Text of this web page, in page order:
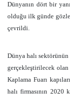
Dünyanın dört bir
olduğu ilk günde
çevrildi.
Dünya halı
gerçekleştirilecek olan
Kaplama Fuarı
halı firmasının 2020